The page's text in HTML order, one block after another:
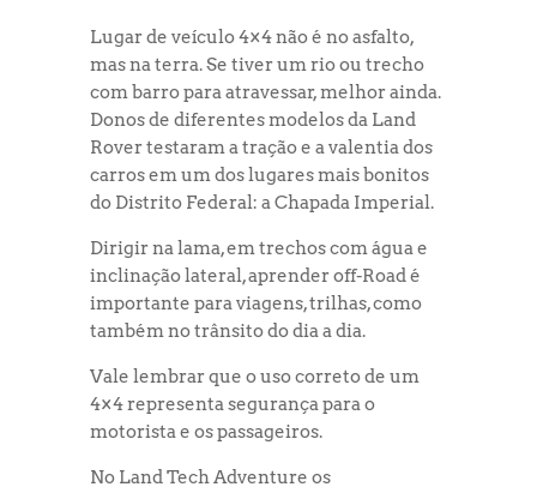
Lugar de veículo 4×4 não é no asfalto,
mas na terra. Se tiver um rio ou trecho
com barro para atravessar, melhor ainda.
Donos de diferentes modelos da Land
Rover testaram a tração e a valentia dos
carros em um dos lugares mais bonitos
do Distrito Federal: a Chapada Imperial.
Dirigir na lama, em trechos com água e
inclinação lateral, aprender off-Road é
importante para viagens, trilhas, como
também no trânsito do dia a dia.
Vale lembrar que o uso correto de um
4×4 representa segurança para o
motorista e os passageiros.
No Land Tech Adventure os